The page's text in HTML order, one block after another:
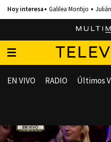
Galilea Montijo
EN VIVO RADIO Últimos